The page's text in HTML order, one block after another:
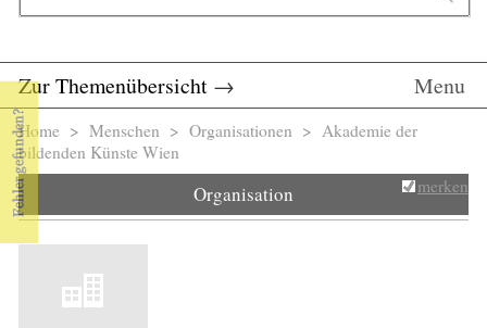
Zur Themenübersicht → Menu
Sie sind hier
Home > Menschen > Organisationen > Akademie der
bildenden Künste Wien
Organisation merken